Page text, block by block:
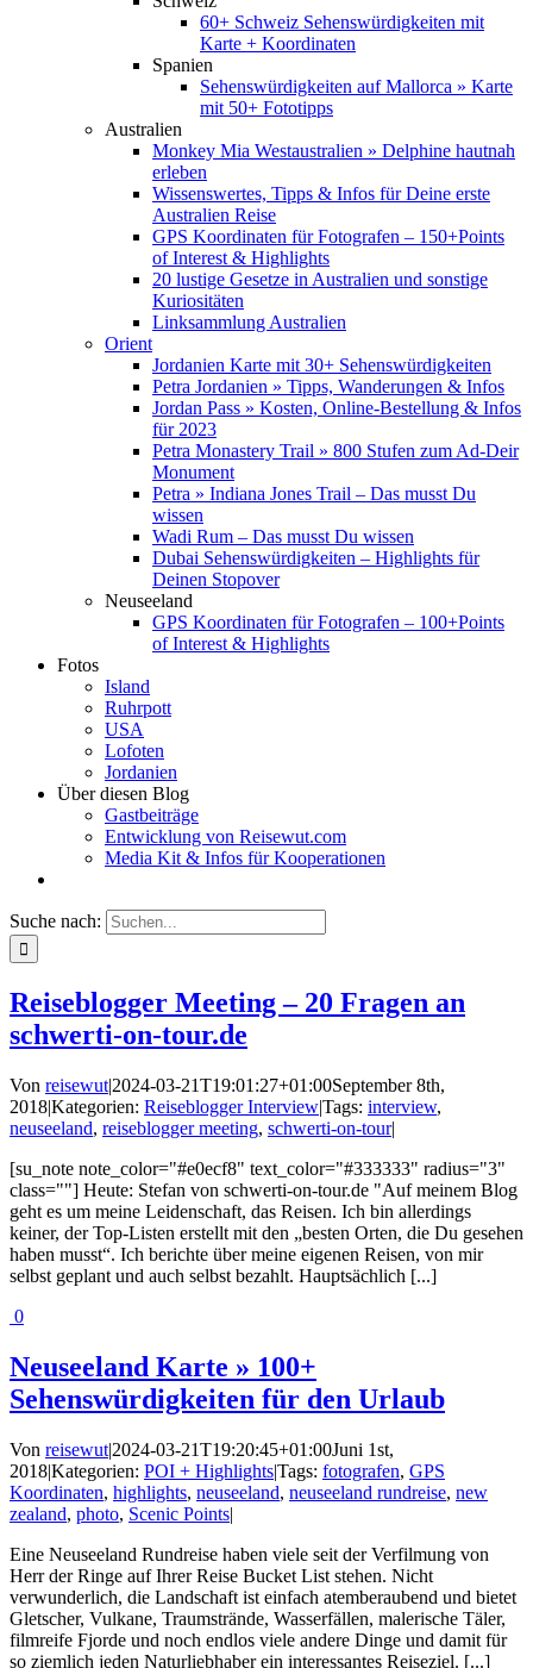
60+ Schweiz Sehenswürdigkeiten mit
Karte + Koordinaten
Spanien
Sehenswürdigkeiten auf Mallorca » Karte
mit 50+ Fototipps
Australien
Monkey Mia Westaustralien » Delphine hautnah
erleben
Wissenswertes, Tipps & Infos für Deine erste
Australien Reise
GPS Koordinaten für Fotografen – 150+Points
of Interest & Highlights
20 lustige Gesetze in Australien und sonstige
Kuriositäten
Linksammlung Australien
Orient
Jordanien Karte mit 30+ Sehenswürdigkeiten
Petra Jordanien » Tipps, Wanderungen & Infos
Jordan Pass » Kosten, Online-Bestellung & Infos
für 2023
Petra Monastery Trail » 800 Stufen zum Ad-Deir
Monument
Petra » Indiana Jones Trail – Das musst Du
wissen
Wadi Rum – Das musst Du wissen
Dubai Sehenswürdigkeiten – Highlights für
Deinen Stopover
Neuseeland
GPS Koordinaten für Fotografen – 100+Points
of Interest & Highlights
Fotos
Island
Ruhrpott
USA
Lofoten
Jordanien
Über diesen Blog
Gastbeiträge
Entwicklung von Reisewut.com
Media Kit & Infos für Kooperationen
Suche nach:
Reiseblogger Meeting – 20 Fragen an
schwerti-on-tour.de
Von reisewut|2024-03-21T19:01:27+01:00September 8th,
2018|Kategorien: Reiseblogger Interview|Tags: interview,
neuseeland, reiseblogger meeting, schwerti-on-tour|
[su_note note_color="#e0ecf8" text_color="#333333" radius="3"
class=""] Heute: Stefan von schwerti-on-tour.de "Auf meinem Blog
geht es um meine Leidenschaft, das Reisen. Ich bin allerdings
keiner, der Top-Listen erstellt mit den „besten Orten, die Du gesehen
haben musst“. Ich berichte über meine eigenen Reisen, von mir
selbst geplant und auch selbst bezahlt. Hauptsächlich [...]
0
Neuseeland Karte » 100+
Sehenswürdigkeiten für den Urlaub
Von reisewut|2024-03-21T19:20:45+01:00Juni 1st,
2018|Kategorien: POI + Highlights|Tags: fotografen, GPS
Koordinaten, highlights, neuseeland, neuseeland rundreise, new
zealand, photo, Scenic Points|
Eine Neuseeland Rundreise haben viele seit der Verfilmung von
Herr der Ringe auf Ihrer Reise Bucket List stehen. Nicht
verwunderlich, die Landschaft ist einfach atemberaubend und bietet
Gletscher, Vulkane, Traumstrände, Wasserfällen, malerische Täler,
filmreife Fjorde und noch endlos viele andere Dinge und damit für
so ziemlich jeden Naturliebhaber ein interessantes Reiseziel. [...]